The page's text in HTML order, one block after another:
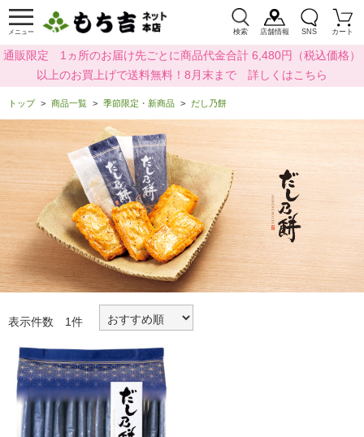
メニュー 検索 店舗情報 SNS カート
通販限定 1ヵ所のお届け先ごとに商品代金合計 6,480円（税込価格）
以上のお買上げで送料無料！8月末まで 詳しくはこちら
トップ 商品一覧 季節限定・新商品 だし乃餅
表示件数 1件